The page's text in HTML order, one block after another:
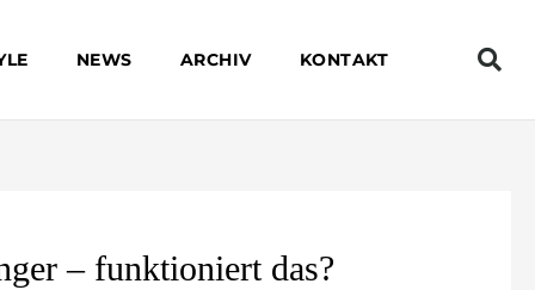
NEWS ARCHIV KONTAKT
– funktioniert das?